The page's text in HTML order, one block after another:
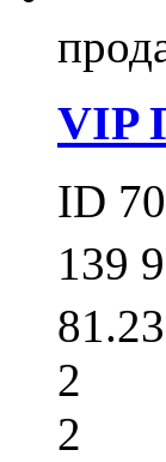
VIP
ID
139
2
2